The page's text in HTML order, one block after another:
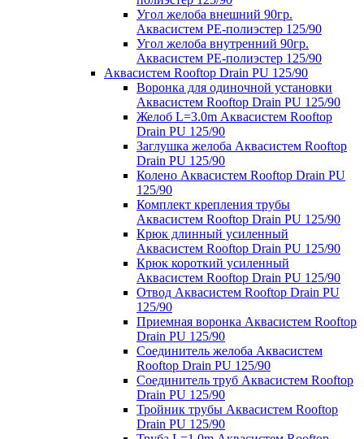
Угол желоба внешний 90гр.
Аквасистем PE-полиэстер 125/90
Угол желоба внутренний 90гр.
Аквасистем PE-полиэстер 125/90
Аквасистем Rooftop Drain PU 125/90
Воронка для одиночной установки
Аквасистем Rooftop Drain PU 125/90
Желоб L=3.0m Аквасистем Rooftop
Drain PU 125/90
Заглушка желоба Аквасистем Rooftop
Drain PU 125/90
Колено Аквасистем Rooftop Drain PU
125/90
Комплект крепления трубы
Аквасистем Rooftop Drain PU 125/90
Крюк длинный усиленный
Аквасистем Rooftop Drain PU 125/90
Крюк короткий усиленный
Аквасистем Rooftop Drain PU 125/90
Отвод Аквасистем Rooftop Drain PU
125/90
Приемная воронка Аквасистем Rooftop
Drain PU 125/90
Соединитель желоба Аквасистем
Rooftop Drain PU 125/90
Соединитель труб Аквасистем Rooftop
Drain PU 125/90
Тройник трубы Аквасистем Rooftop
Drain PU 125/90